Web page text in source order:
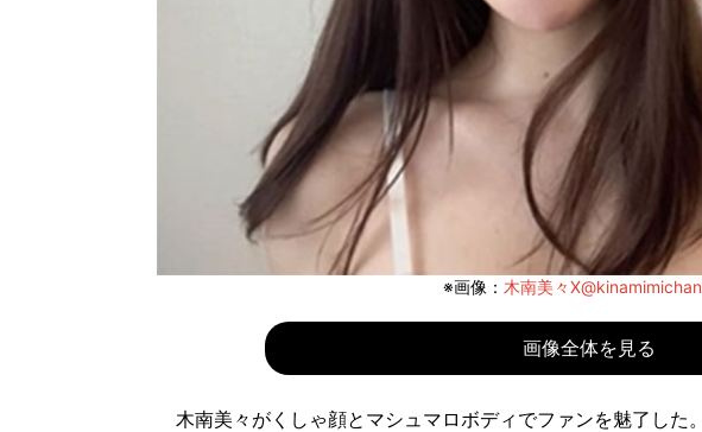
※画像： 木南美々X@kinamimichan
画像全体を見る
木南美々がくしゃ顔とマシュマロボディでファンを魅了した。